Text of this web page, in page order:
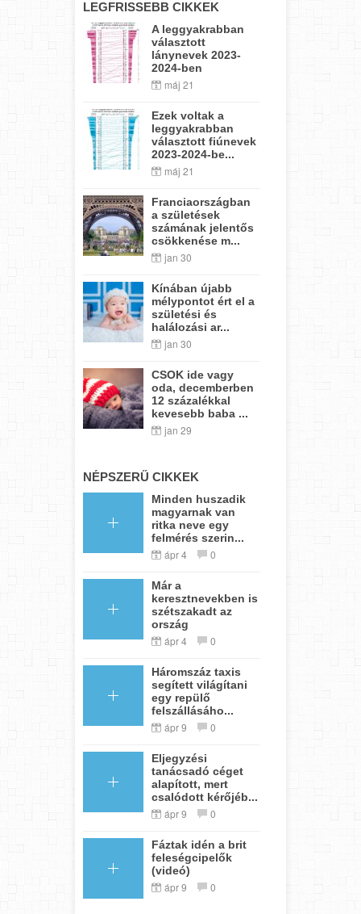
LEGFRISSEBB CIKKEK
A leggyakrabban
választott
lánynevek 2023-
2024-ben
máj 21
Ezek voltak a
leggyakrabban
választott fiúnevek
2023-2024-be...
máj 21
Franciaországban
a születések
számának jelentős
csökkenése m...
jan 30
Kínában újabb
mélypontot ért el a
születési és
halálozási ar...
jan 30
CSOK ide vagy
oda, decemberben
12 százalékkal
kevesebb baba ...
jan 29
NÉPSZERŰ CIKKEK
Minden huszadik
magyarnak van
ritka neve egy
felmérés szerin...
ápr 4 0
Már a
keresztnevekben is
szétszakadt az
ország
ápr 4 0
Háromszáz taxis
segített világítani
egy repülő
felszállásáho...
ápr 9 0
Eljegyzési
tanácsadó céget
alapított, mert
csalódott kérőjéb...
ápr 9 0
Fáztak idén a brit
feleségcipelők
(videó)
ápr 9 0